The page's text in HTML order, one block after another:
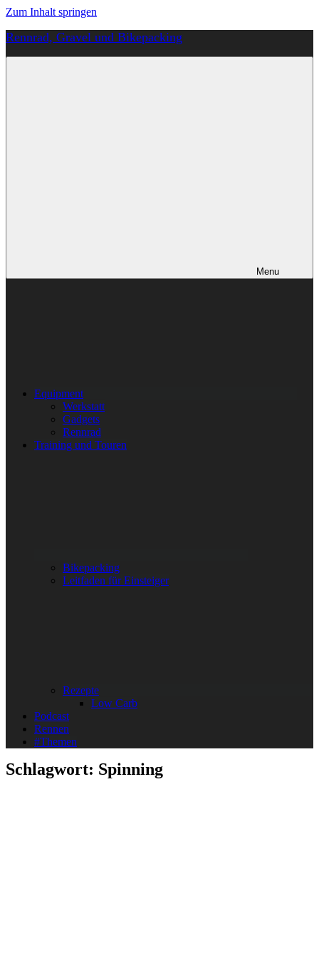
Zum Inhalt springen
Rennrad, Gravel und Bikepacking
Menu
Equipment
Werkstatt
Gadgets
Rennrad
Training und Touren
Bikepacking
Leitfaden für Einsteiger
Rezepte
Low Carb
Podcast
Rennen
#Themen
Schlagwort: Spinning